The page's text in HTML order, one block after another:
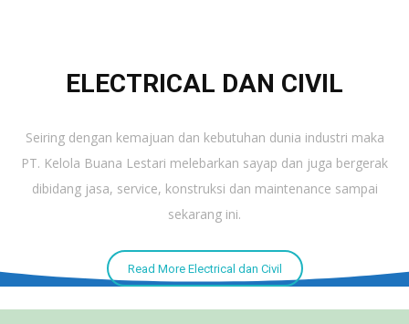
ELECTRICAL DAN CIVIL
Seiring dengan kemajuan dan kebutuhan dunia industri maka
PT. Kelola Buana Lestari melebarkan sayap dan juga bergerak
dibidang jasa, service, konstruksi dan maintenance sampai
sekarang ini.
Read More Electrical dan Civil